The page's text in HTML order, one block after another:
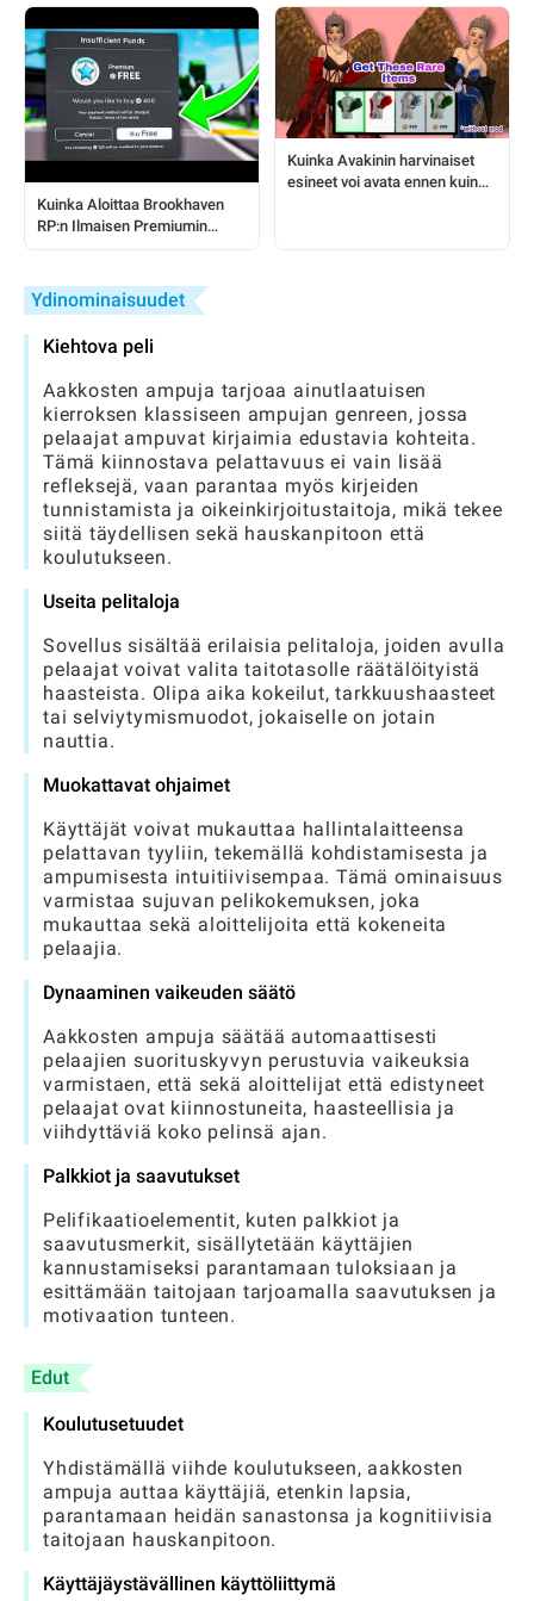
käyttäjille
Kuinka Aloittaa Brookhaven
RP:n Ilmaisen Premiumin
Kuinka Avakinin harvinaiset
esineet voi avata ennen kuin
Ydinominaisuudet
Kiehtova peli
Aakkosten ampuja tarjoaa ainutlaatuisen
kierroksen klassiseen ampujan genreen, jossa
pelaajat ampuvat kirjaimia edustavia kohteita.
Tämä kiinnostava pelattavuus ei vain lisää
refleksejä, vaan parantaa myös kirjeiden
tunnistamista ja oikeinkirjoitustaitoja, mikä tekee
siitä täydellisen sekä hauskanpitoon että
koulutukseen.
Useita pelitaloja
Sovellus sisältää erilaisia ​​pelitaloja, joiden avulla
pelaajat voivat valita taitotasolle räätälöityistä
haasteista. Olipa aika kokeilut, tarkkuushaasteet
tai selviytymismuodot, jokaiselle on jotain
nauttia.
Muokattavat ohjaimet
Käyttäjät voivat mukauttaa hallintalaitteensa
pelattavan tyyliin, tekemällä kohdistamisesta ja
ampumisesta intuitiivisempaa. Tämä ominaisuus
varmistaa sujuvan pelikokemuksen, joka
mukauttaa sekä aloittelijoita että kokeneita
pelaajia.
Dynaaminen vaikeuden säätö
Aakkosten ampuja säätää automaattisesti
pelaajien suorituskyvyn perustuvia vaikeuksia
varmistaen, että sekä aloittelijat että edistyneet
pelaajat ovat kiinnostuneita, haasteellisia ja
viihdyttäviä koko pelinsä ajan.
Palkkiot ja saavutukset
Pelifikaatioelementit, kuten palkkiot ja
saavutusmerkit, sisällytetään käyttäjien
kannustamiseksi parantamaan tuloksiaan ja
esittämään taitojaan tarjoamalla saavutuksen ja
motivaation tunteen.
Edut
Koulutusetuudet
Yhdistämällä viihde koulutukseen, aakkosten
ampuja auttaa käyttäjiä, etenkin lapsia,
parantamaan heidän sanastonsa ja kognitiivisia
taitojaan hauskanpitoon.
Käyttäjäystävällinen käyttöliittymä